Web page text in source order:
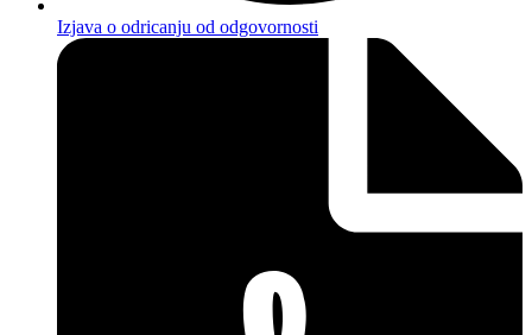
Izjava o odricanju od odgovornosti